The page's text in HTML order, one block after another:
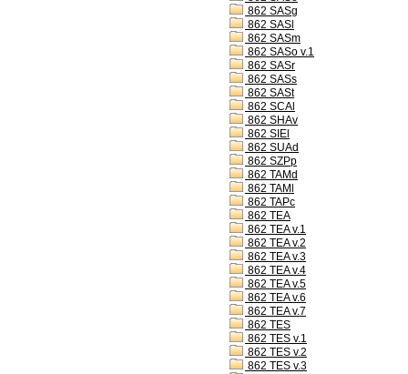
862 SASg
862 SASl
862 SASm
862 SASo v.1
862 SASr
862 SASs
862 SASt
862 SCAl
862 SHAv
862 SIEl
862 SUAd
862 SZPp
862 TAMd
862 TAMl
862 TAPc
862 TEA
862 TEA v.1
862 TEA v.2
862 TEA v.3
862 TEA v.4
862 TEA v.5
862 TEA v.6
862 TEA v.7
862 TES
862 TES v.1
862 TES v.2
862 TES v.3